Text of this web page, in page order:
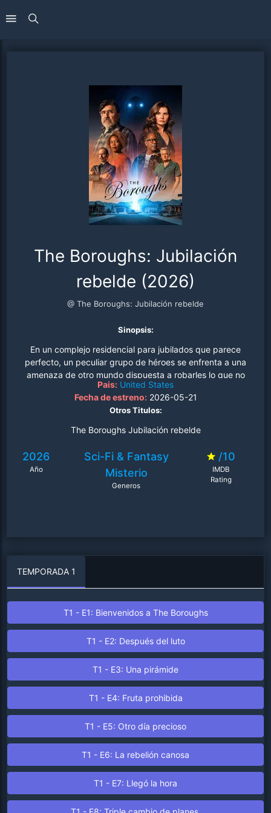
The Boroughs: Jubilación
rebelde (2026)
@ The Boroughs: Jubilación rebelde
Sinopsis:
En un complejo residencial para jubilados que parece
perfecto, un peculiar grupo de héroes se enfrenta a una
amenaza de otro mundo dispuesta a robarles lo que no
tienen: tiempo..
Pais: United States
Fecha de estreno:2026-05-21
Otros Titulos:
The Boroughs Jubilación rebelde
2026
Año
Sci-Fi & Fantasy
Misterio
Generos
/10
IMDB
Rating
TEMPORADA 1
T1 - E1: Bienvenidos a The Boroughs
T1 - E2: Después del luto
T1 - E3: Una pirámide
T1 - E4: Fruta prohibida
T1 - E5: Otro día precioso
T1 - E6: La rebelión canosa
T1 - E7: Llegó la hora